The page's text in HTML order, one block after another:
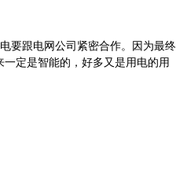
要跟电网公司紧密合作。因为最终
定是智能的，好多又是用电的用